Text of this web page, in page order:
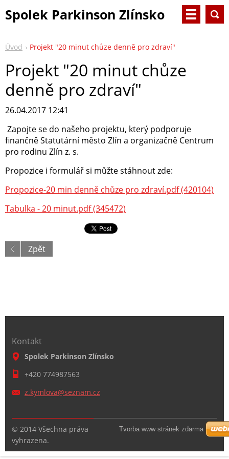
Spolek Parkinson Zlínsko
Úvod Projekt "20 minut chůze denně pro zdraví"
Projekt "20 minut chůze
denně pro zdraví"
26.04.2017 12:41
Zapojte se do našeho projektu, který podporuje
finančně Statutární město Zlín a organizačně Centrum
pro rodinu Zlín z. s.
Propozice i formulář si můžte stáhnout zde:
Propozice-20 min denně chůze pro zdraví.pdf (420104)
Tabulka - 20 minut.pdf (345472)
Zpět
Kontakt
Spolek Parkinson Zlínsko
+420 774987563
z.kymlova@seznam.cz
© 2014 Všechna práva
vyhrazena.
Tvorba www stránek zdarma